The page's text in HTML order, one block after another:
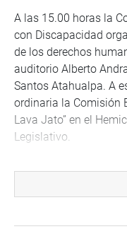
A las 15.00 horas la
con Discapacidad
de los derechos
auditorio Alberto
Santos Atahualpa. A
ordinaria la Comisión
Lava Jato” en el
Legislativo.
Sánchez (APP)
sala 6 del edificio